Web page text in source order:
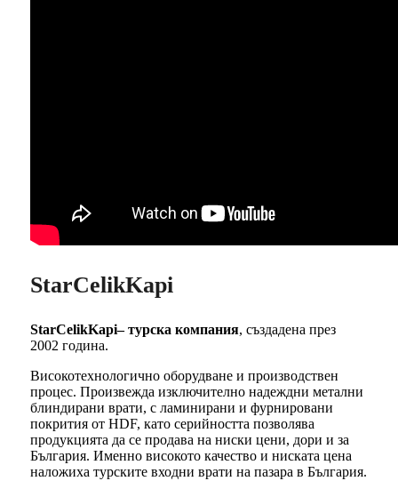
StarCelikKapi
StarCelikKapi– турска компания, създадена през
2002 година.
Високотехнологично оборудване и производствен
процес. Произвежда изключително надеждни метални
блиндирани врати, с ламинирани и фурнировани
покрития от HDF, като серийността позволява
продукцията да се продава на ниски цени, дори и за
България. Именно високото качество и ниската цена
наложиха турските входни врати на пазара в България.